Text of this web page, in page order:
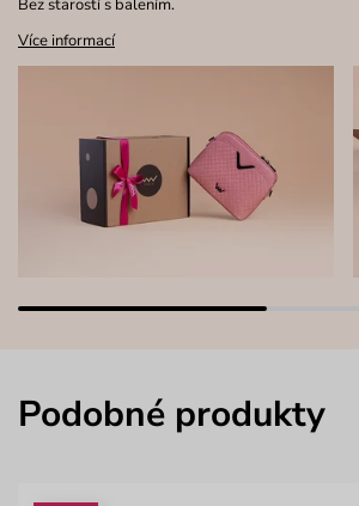
Bez starostí s balením.
Více informací
Podobné produkty